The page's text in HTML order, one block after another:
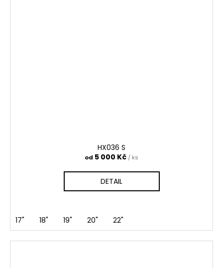
HX036 S
od 5 000 Kč / ks
DETAIL
17" 18" 19" 20" 22"